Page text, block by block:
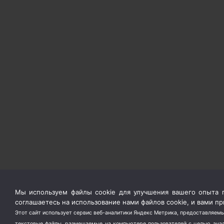
Мы используем файлы cookie для улучшения вашего опыта
соглашаетесь на использование нами файлов cookie, и вами
Этот сайт использует сервис веб-аналитики Яндекс Метрика,